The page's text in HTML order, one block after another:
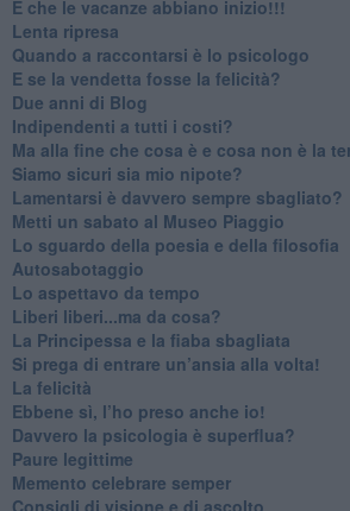
​E che le vacanze abbiano inizio!!!
​Lenta ripresa
​Quando a raccontarsi è lo psicologo
​E se la vendetta fosse la felicità?
​Due anni di Blog
​Indipendenti a tutti i costi?
​Ma alla fine che cosa è e cosa non è la
​Siamo sicuri sia mio nipote?
​Lamentarsi è davvero sempre sbagliato?
​Metti un sabato al Museo Piaggio
​Lo sguardo della poesia e della filosofia
Autosabotaggio
​Lo aspettavo da tempo
​Liberi liberi...ma da cosa?
​La Principessa e la fiaba sbagliata
Si prega di entrare un’ansia alla volta!
​La felicità
​Ebbene sì, l’ho preso anche io!
​Davvero la psicologia è superflua?
Paure legittime
​Memento celebrare semper
​Consigli di visione e di ascolto